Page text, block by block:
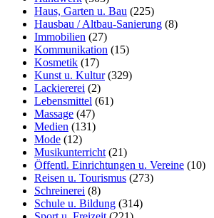
Haus, Garten u. Bau (225)
Hausbau / Altbau-Sanierung (8)
Immobilien (27)
Kommunikation (15)
Kosmetik (17)
Kunst u. Kultur(329)
Lackiererei (2)
Lebensmittel (61)
Massage (47)
Medien (131)
Mode (12)
Musikunterricht (21)
Öffentl. Einrichtungen u. Vereine (10)
Reisen u. Tourismus (273)
Schreinerei (8)
Schule u. Bildung (314)